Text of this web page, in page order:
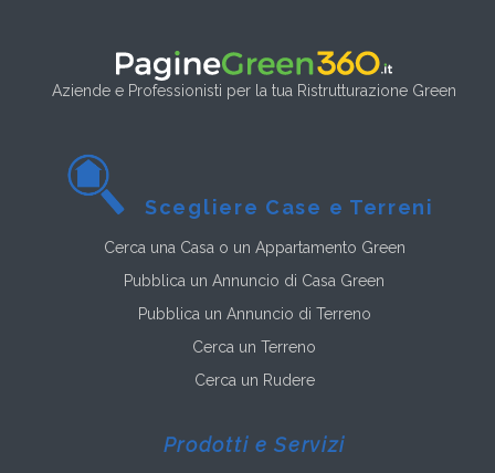
Aziende e Professionisti per la tua Ristrutturazione Green
Scegliere Case e Terreni
Cerca una Casa o un Appartamento Green
Pubblica un Annuncio di Casa Green
Pubblica un Annuncio di Terreno
Cerca un Terreno
Cerca un Rudere
Prodotti e Servizi